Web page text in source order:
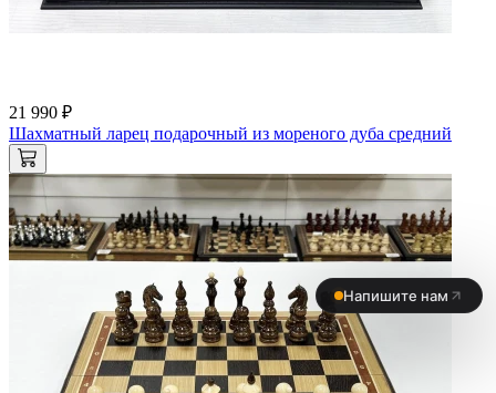
21 990 ₽
Шахматный ларец подарочный из мореного дуба средний